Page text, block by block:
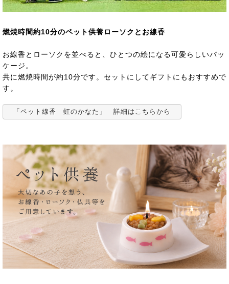
燃焼時間約10分のペット供養ローソクとお線香
お線香とローソクを並べると、ひとつの絵になる可愛らしいパッ
ケージ。
共に燃焼時間が約10分です。セットにしてギフトにもおすすめで
す。
「ペット線香 虹のかなた」 詳細はこちらから